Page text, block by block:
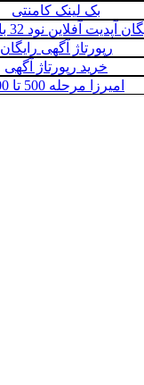
بک لینک کامنتی
آفلاین نود 32 با لینک مستقیم
رپورتاژ آگهی رایگان
خرید رپورتاژ آگهی
امیرزا مرحله 500 تا 600